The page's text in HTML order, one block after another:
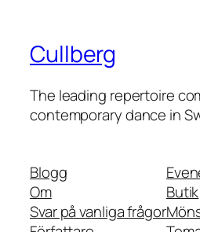
Cullberg
The leading repertoire
contemporary dance in
Blogg
Om
Svar på vanliga frågor
Butik